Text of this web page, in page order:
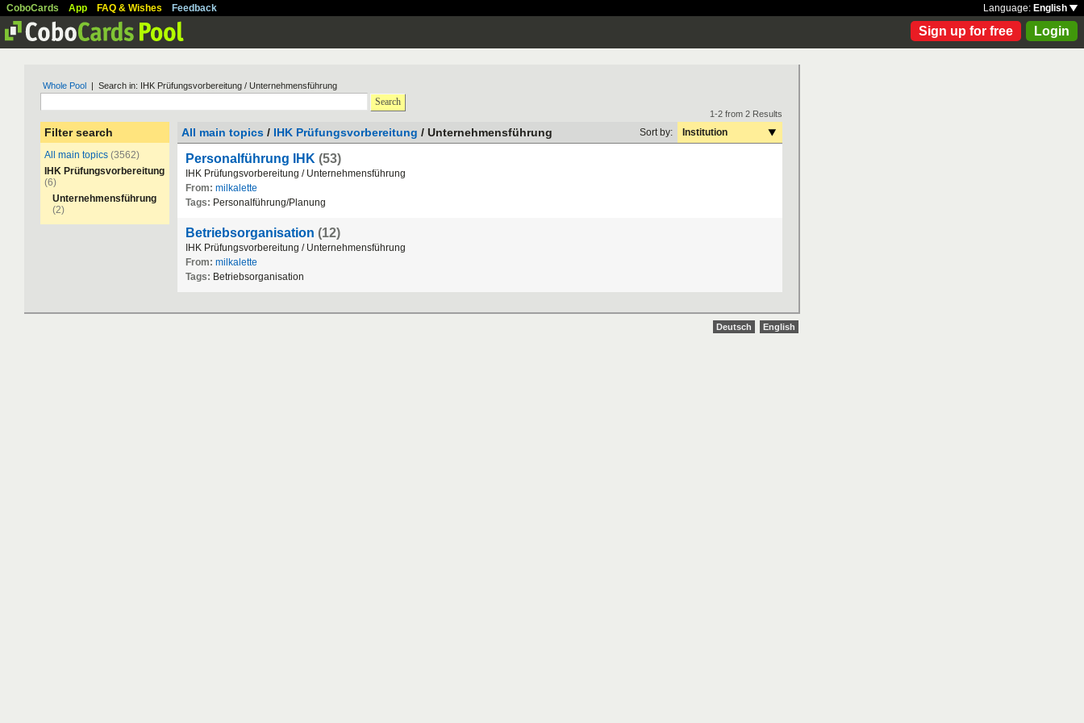
CoboCards App FAQ & Wishes Feedback Language: English
Sign up for free Login
Whole Pool | Search in: IHK Prüfungsvorbereitung / Unternehmensführung
Search
Filter search
All main topics (3562)
IHK Prüfungsvorbereitung
(6)
Unternehmensführung
(2)
1-2 from 2 Results
All main topics / IHK Prüfungsvorbereitung / Unternehmensführung Sort by: Institution
Personalführung IHK (53)
IHK Prüfungsvorbereitung / Unternehmensfü hrung
From: milkalette
Tags: Personalfü hrung/Planung
Betriebsorganisation (12)
IHK Prüfungsvorbereitung / Unternehmensfü hrung
From: milkalette
Tags: Betriebsorganisation
Deutsch English